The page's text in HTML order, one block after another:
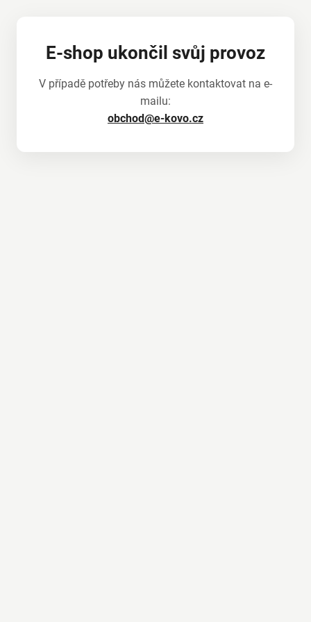
E-shop ukončil svůj provoz
V případě potřeby nás můžete kontaktovat na e-
mailu:
obchod@e-kovo.cz